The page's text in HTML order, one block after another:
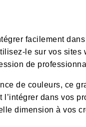
facilement
le sur vos
de
de couleurs, ce
dans vos
dimension à vos